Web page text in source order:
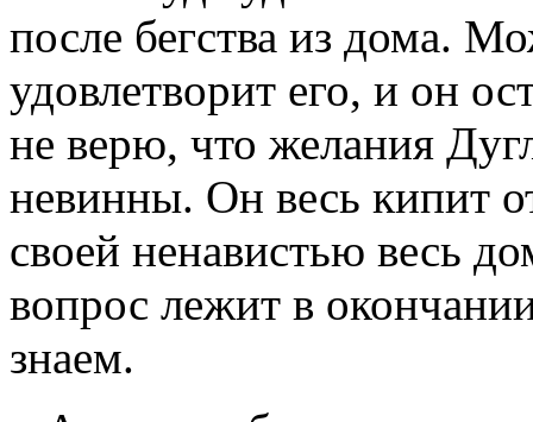
после бегства из дома.
удовлетворит его, и он
не верю, что желания
невинны. Он весь кипит
своей ненавистью весь
вопрос лежит в
знаем.